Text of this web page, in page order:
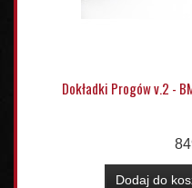
Dokładki Progów v.2 -
Dodaj do